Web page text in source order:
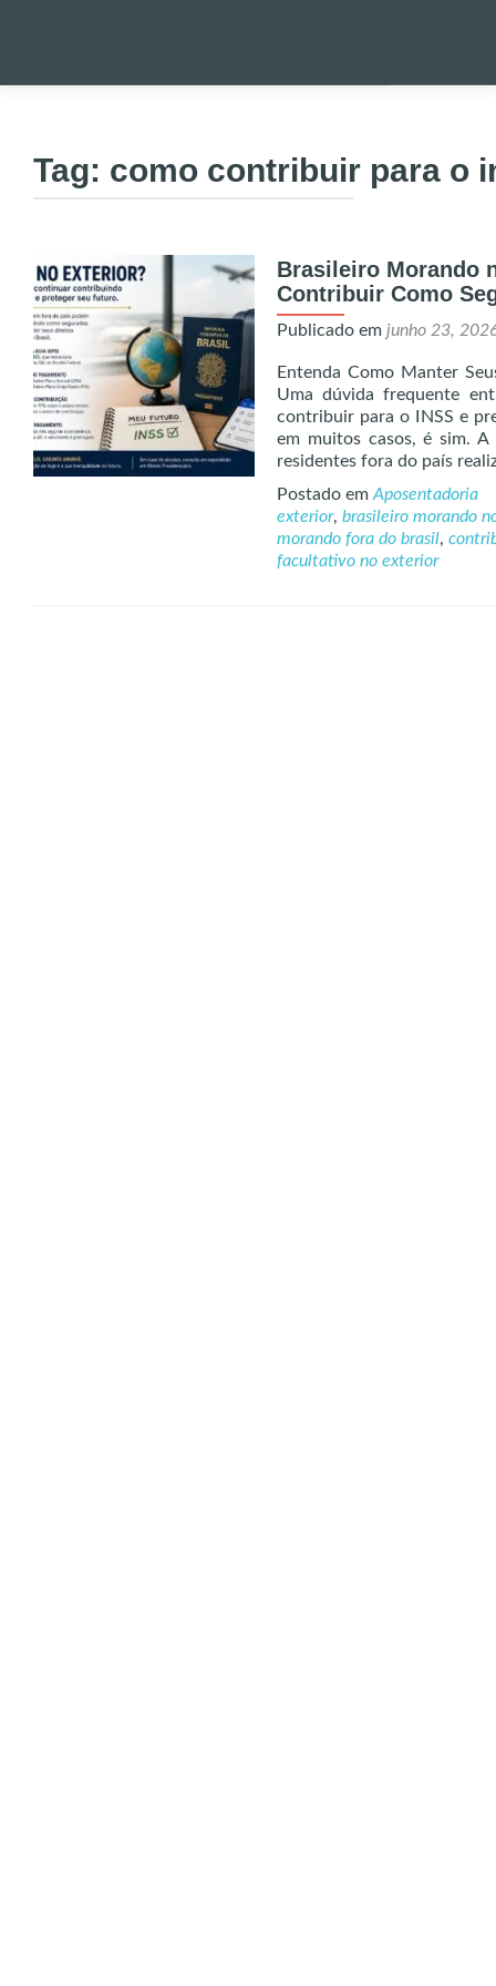
conteúdo
ONDE
ENVIO DE
Tag: como contribuir para o
Brasileiro Morando
Contribuir Como
Publicado em junho 23,
Entenda Como Manter
Uma dúvida frequente
contribuir para o INSS e
em muitos casos, é sim. A
residentes fora do país
Postado em Aposentadoria
exterior, brasileiro morando
morando fora do brasil,
facultativo no exterior